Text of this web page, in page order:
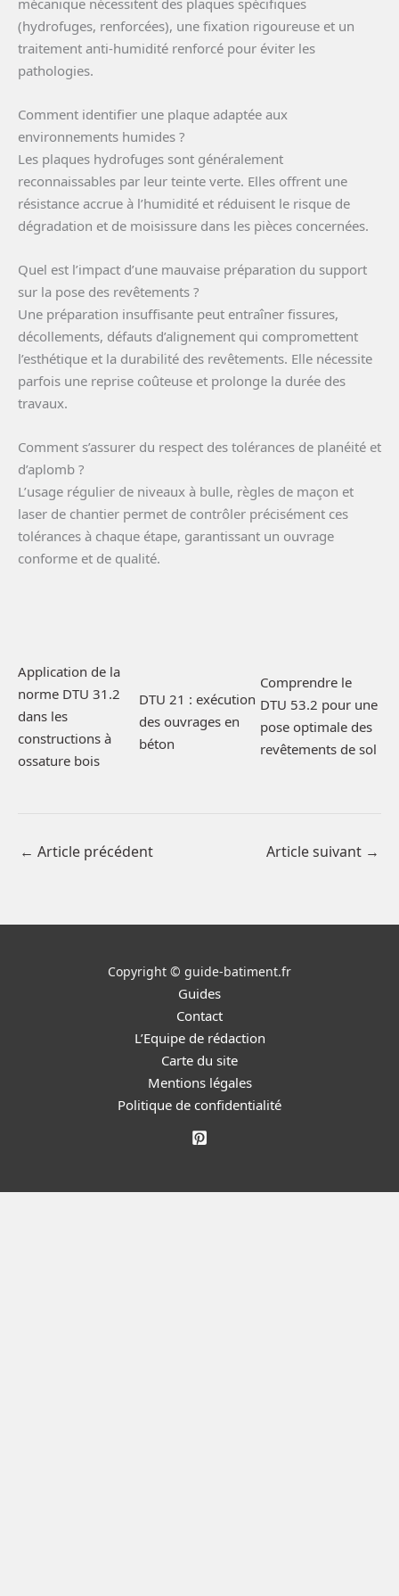
mécanique nécessitent des plaques spécifiques
(hydrofuges, renforcées), une fixation rigoureuse et un
traitement anti-humidité renforcé pour éviter les
pathologies.
Comment identifier une plaque adaptée aux
environnements humides ?
Les plaques hydrofuges sont généralement
reconnaissables par leur teinte verte. Elles offrent une
résistance accrue à l’humidité et réduisent le risque de
dégradation et de moisissure dans les pièces concernées.
Quel est l’impact d’une mauvaise préparation du support
sur la pose des revêtements ?
Une préparation insuffisante peut entraîner fissures,
décollements, défauts d’alignement qui compromettent
l’esthétique et la durabilité des revêtements. Elle nécessite
parfois une reprise coûteuse et prolonge la durée des
travaux.
Comment s’assurer du respect des tolérances de planéité et
d’aplomb ?
L’usage régulier de niveaux à bulle, règles de maçon et
laser de chantier permet de contrôler précisément ces
tolérances à chaque étape, garantissant un ouvrage
conforme et de qualité.
Application de la
norme DTU 31.2
dans les
constructions à
ossature bois
DTU 21 : exécution
des ouvrages en
béton
Comprendre le
DTU 53.2 pour une
pose optimale des
revêtements de sol
← Article précédent Article suivant →
Copyright © guide-batiment.fr
Guides
Contact
L’Equipe de rédaction
Carte du site
Mentions légales
Politique de confidentialité